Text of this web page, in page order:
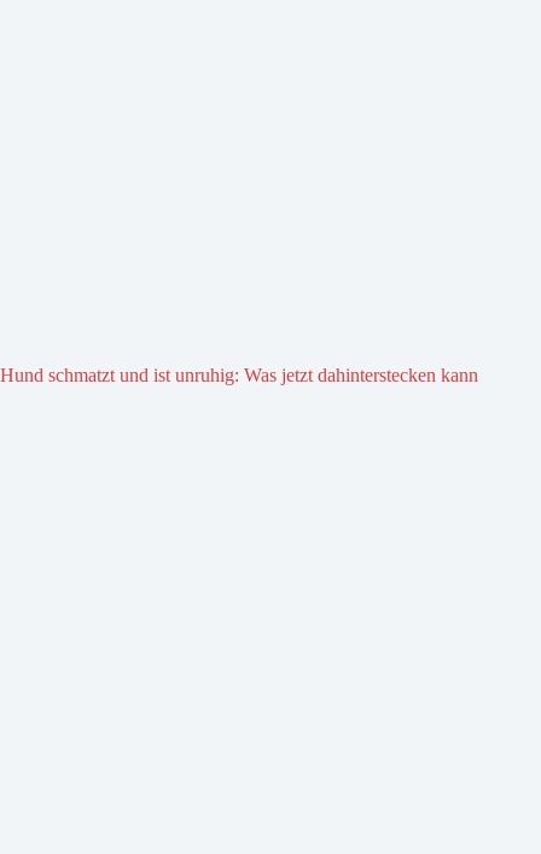
Hund schmatzt und ist unruhig: Was jetzt dahinterstecken kann